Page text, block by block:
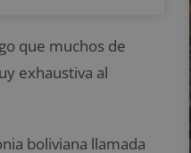
que muchos de
exhaustiva al
boliviana llamada